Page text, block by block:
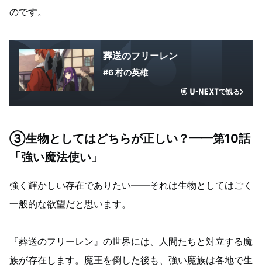
のです。
葬送のフリーレン
#6 村の英雄
で観る
③生物としてはどちらが正しい？━━第10話
「強い魔法使い」
強く輝かしい存在でありたい━━それは生物としてはごく
一般的な欲望だと思います。
『葬送のフリーレン』の世界には、人間たちと対立する魔
族が存在します。魔王を倒した後も、強い魔族は各地で生